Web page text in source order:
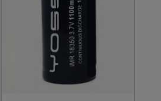
couleur/modèle